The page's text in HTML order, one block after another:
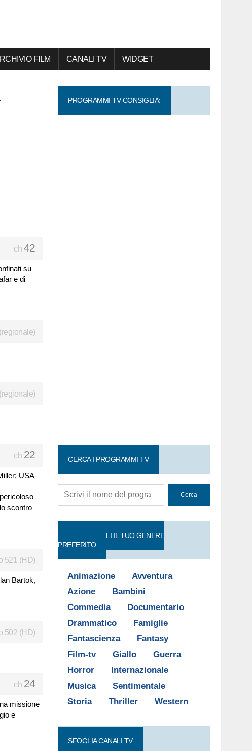
FILM CANALI TV WIDGET
ch 42
su
e di
(regionale)
(regionale)
ch 22
USA
scontro
521 (HD)
Bartok,
502 (HD)
ch 24
missione
e
PROGRAMMI TV CONSIGLIA:
CERCA I PROGRAMMI TV
FILM: SCEGLI IL TUO GENERE
PREFERITO
Animazione
Avventura
Azione
Bambini
Commedia
Documentario
Drammatico
Famiglie
Fantascienza
Fantasy
Film-tv
Giallo
Guerra
Horror
Internazionale
Musica
Sentimentale
Storia
Thriller Western
SFOGLIA CANALI TV